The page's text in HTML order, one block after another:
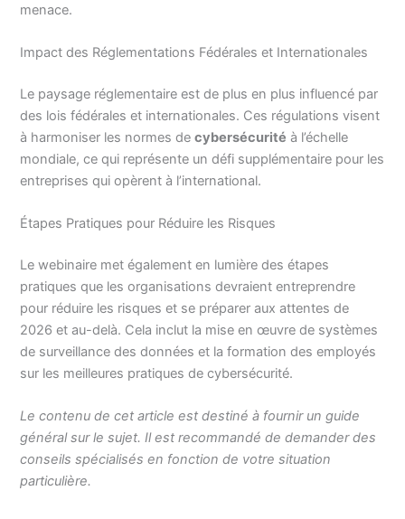
menace.
Impact des Réglementations Fédérales et Internationales
Le paysage réglementaire est de plus en plus influencé par
des lois fédérales et internationales. Ces régulations visent
à harmoniser les normes decybersécurité à l’échelle
mondiale, ce qui représente un défi supplémentaire pour les
entreprises qui opèrent à l’international.
Étapes Pratiques pour Réduire les Risques
Le webinaire met également en lumière des étapes
pratiques que les organisations devraient entreprendre
pour réduire les risques et se préparer aux attentes de
2026 et au-delà. Cela inclut la mise en œuvre de systèmes
de surveillance des données et la formation des employés
sur les meilleures pratiques de cybersécurité.
Le contenu de cet article est destiné à fournir un guide
général sur le sujet. Il est recommandé de demander des
conseils spécialisés en fonction de votre situation
particulière.